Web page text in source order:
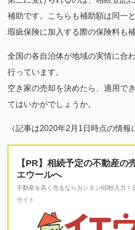
補助です。こちらも補助額は同一
瑕疵保険に加入する際の保険料も
全国の各自治体が地域の実情に合
行っています。
空き家の売却を決めたら、適用で
てはいかがでしょうか。
（記事は2020年2月1日時点の情報
【PR】相続予定の不動産の
エウールへ
不動産を高く売るならカンタン60秒入力！
サイト